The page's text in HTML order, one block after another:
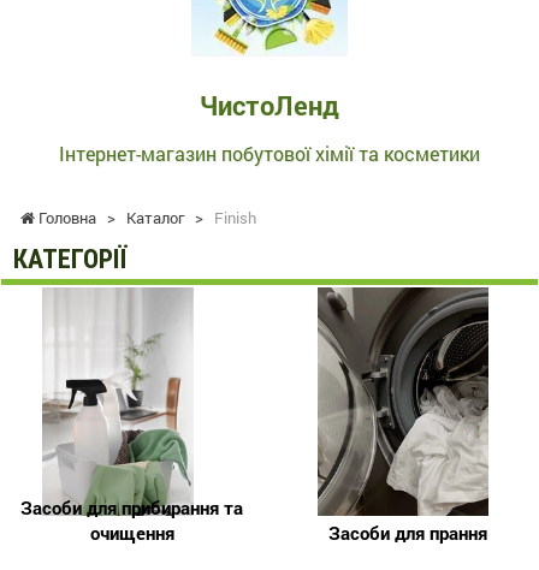
ЧистоЛенд
Інтернет-магазин побутової хімії та косметики
Головна > Каталог > Finish
КАТЕГОРІЇ
Засоби для прибирання та
очищення
Засоби для прання